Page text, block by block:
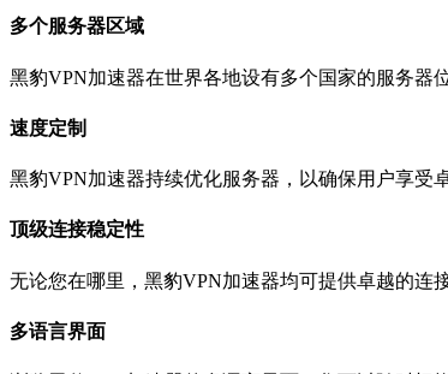
多个服务器区域
黑豹VPN加速器在世界各地设有多个国家的服务器
速度定制
黑豹VPN加速器持续优化服务器，以确保用户享受
顶级连接稳定性
无论您在哪里，黑豹VPN加速器均可提供卓越的连
多语言界面